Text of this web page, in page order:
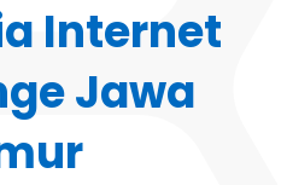
Internet
Jawa